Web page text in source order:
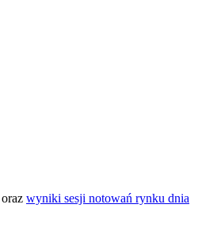
oraz wyniki sesji notowań rynku dnia